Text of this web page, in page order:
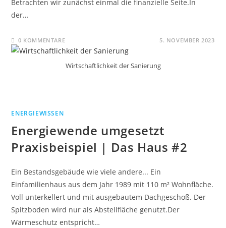
Betrachten wir zunächst einmal die finanzielle Seite.In
der…
0 KOMMENTARE 5. NOVEMBER 2023
Wirtschaftlichkeit der Sanierung
ENERGIEWISSEN
Energiewende umgesetzt
Praxisbeispiel | Das Haus #2
Ein Bestandsgebäude wie viele andere... Ein
Einfamilienhaus aus dem Jahr 1989 mit 110 m² Wohnfläche.
Voll unterkellert und mit ausgebautem Dachgeschoß. Der
Spitzboden wird nur als Abstellfläche genutzt.Der
Wärmeschutz entspricht…